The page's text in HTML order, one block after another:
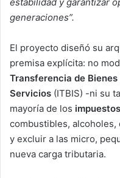
estabilidad y garantizar
generaciones”.
El proyecto diseñó su
premisa explícita: no
Transferencia de
Servicios (ITBIS) -ni su
mayoría de los
combustibles,
y excluir a las micro,
nueva carga tributaria.